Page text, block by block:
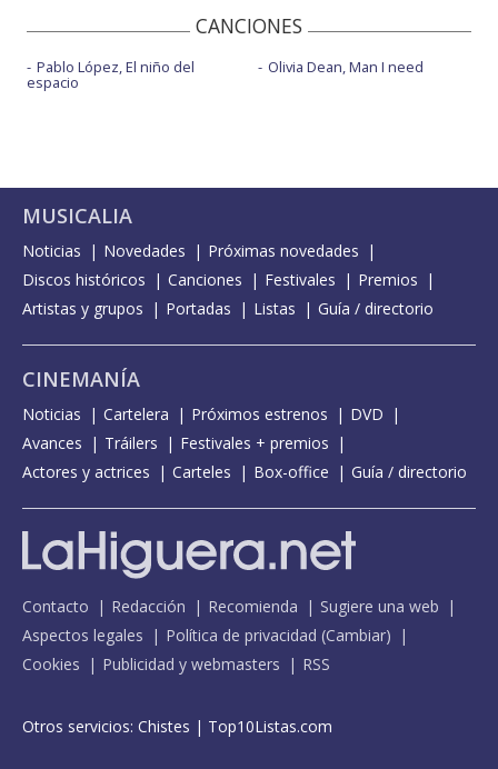
CANCIONES
Pablo López, El niño del
espacio
Olivia Dean, Man I need
MUSICALIA
Noticias Novedades
Próximas novedades
Discos históricos
Canciones Festivales
Premios
Artistas y grupos
Portadas Listas Guía / directorio
CINEMANÍA
Noticias Cartelera Próximos estrenos
DVD
Avances
Tráilers
Festivales + premios
Actores y actrices
Carteles Box-office Guía / directorio
Contacto Redacción Recomienda
Sugiere una web
Aspectos legales
Política de privacidad (Cambiar)
Cookies
Publicidad y webmasters RSS
Otros servicios: Chistes | Top10Listas.com